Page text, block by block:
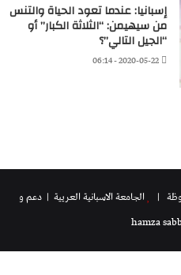
إسبانيا: عندما تعود الحياة والتنس
من سيهيمن: “الثلاثة الكبار” أو
“الجيل التالي”؟
2020-05-22 - 06:14
الجامعة الاسبانية العريية | دعم و